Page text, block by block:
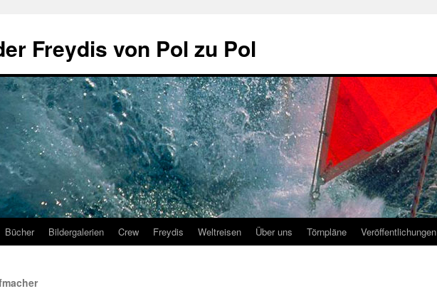
Freydis von Pol zu Pol
Bücher Bildergalerien Crew Freydis Weltreisen Über uns Törnpläne Veröffentlichungen